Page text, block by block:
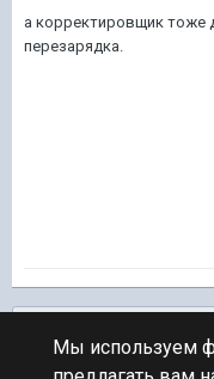
а корректировщик тоже
перезарядка.
Мы используем